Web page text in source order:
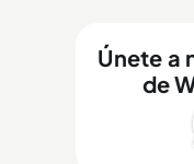
Únete a
de